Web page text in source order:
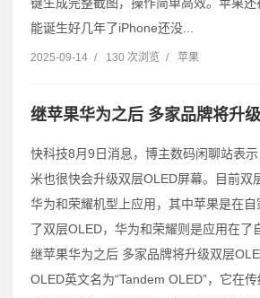
键生成完整截图，操作简单高效。苹果
能诞生好几年了iPhone还没...
2025-09-14 / 130 次浏览 / 苹果
继苹果华为之后 多家品牌将升
快科技8月9日消息，博主数码闲聊站表
米也很快会升级双层OLED屏幕。目前双
华为和荣耀机型上应用，其中苹果是在
了双层OLED，华为和荣耀则是应用在了
继苹果华为之后 多家品牌将升级双层
OLED英文名为“Tandem OLED”，它在